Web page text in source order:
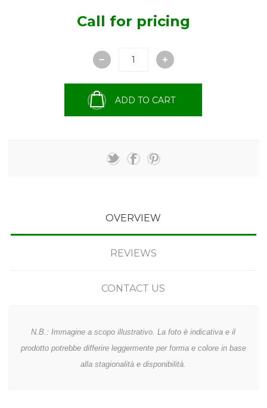
Call for pricing
ADD TO CART
OVERVIEW
REVIEWS
CONTACT US
N.B.: Immagine a scopo illustrativo. La foto è indicativa e il
prodotto potrebbe differire leggermente per forma e colore in base
alla stagionalità e disponibilità.